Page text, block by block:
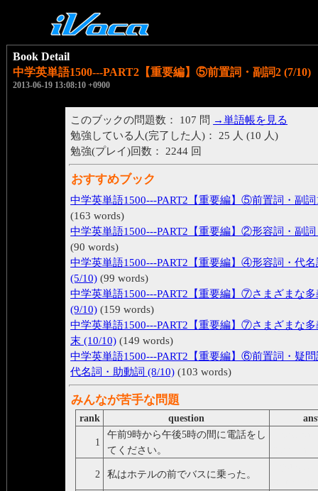
Book Detail
中学英単語1500---PART2【重要編】⑤前置詞・副詞2 (7/10)
2013-06-19 13:08:10 +0900
このブックの問題数： 107 問 →単語帳を見る
勉強している人(完了した人)： 25 人 (10 人)
勉強(プレイ)回数： 2244 回
おすすめブック
中学英単語1500---PART2【重要編】⑤前置詞・副詞
(163 words)
中学英単語1500---PART2【重要編】②形容詞・副詞
(90 words)
中学英単語1500---PART2【重要編】④形容詞・代
(5/10) (99 words)
中学英単語1500---PART2【重要編】⑦さまざまな
(9/10) (159 words)
中学英単語1500---PART2【重要編】⑦さまざまな多
末 (10/10) (149 words)
中学英単語1500---PART2【重要編】⑥前置詞・疑
代名詞・助動詞 (8/10) (103 words)
みんなが苦手な問題
rank question
1
午前9時から午後5時の間に電話をし
てください。
2 私はホテルの前でバスに乗った。